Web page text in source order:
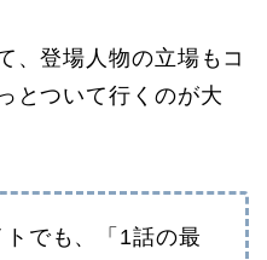
、登場人物の立場もコ
とついて行くのが大
でも、「1話の最